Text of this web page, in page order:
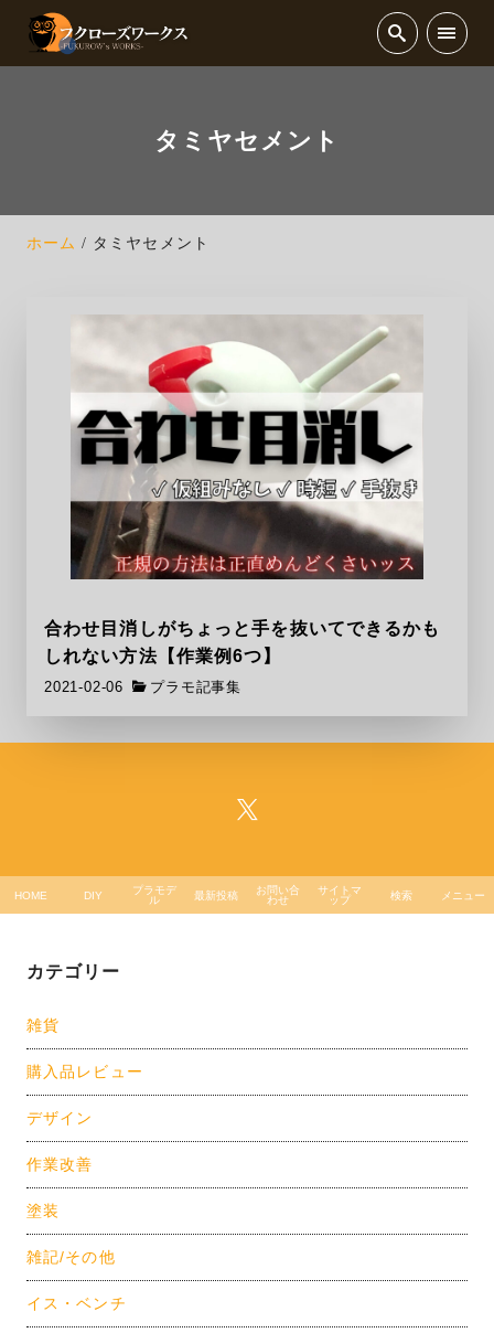
タミヤセメント
ホーム タミヤセメント
合わせ目消しがちょっと手を抜いてできるかも
しれない方法【作業例6つ】
2021-02-06 プラモ記事集
HOME DIY
プラモデ
ル
最新投稿
お問い合
わせ
サイトマ
ップ
検索 メニュー
カテゴリー
雑貨
購入品レビュー
デザイン
作業改善
塗装
雑記/その他
イス・ベンチ